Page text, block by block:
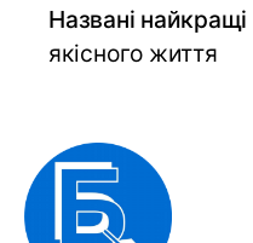
Названі
якісного життя